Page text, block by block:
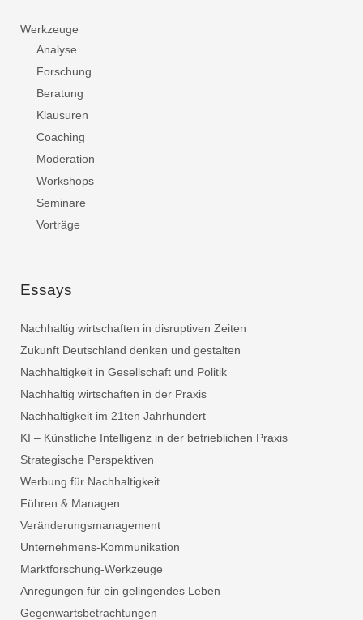
Werkzeuge
Analyse
Forschung
Beratung
Klausuren
Coaching
Moderation
Workshops
Seminare
Vorträge
Essays
Nachhaltig wirtschaften in disruptiven Zeiten
Zukunft Deutschland denken und gestalten
Nachhaltigkeit in Gesellschaft und Politik
Nachhaltig wirtschaften in der Praxis
Nachhaltigkeit im 21ten Jahrhundert
KI – Künstliche Intelligenz in der betrieblichen Praxis
Strategische Perspektiven
Werbung für Nachhaltigkeit
Führen & Managen
Veränderungsmanagement
Unternehmens-Kommunikation
Marktforschung-Werkzeuge
Anregungen für ein gelingendes Leben
Gegenwartsbetrachtungen